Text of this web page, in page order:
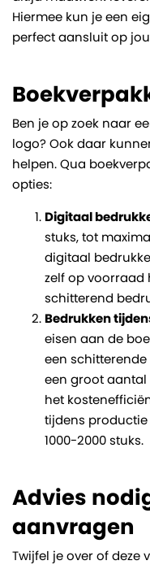
Hiermee kun je een
perfect aansluit op
Ben je op zoek naar
logo? Ook daar
helpen. Qua
opties:
Digitaal
stuks, tot
digitaal
zelf op voorraad
schitterend
Bedrukken
eisen aan de
een
een groot aantal
het
tijdens
1000-2000 stuks.
Advies
aanvragen
Twijfel je over of deze